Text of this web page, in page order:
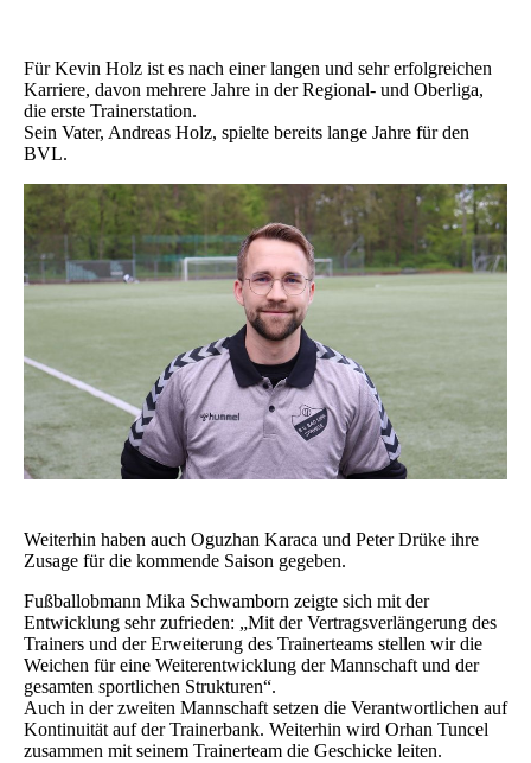
Für Kevin Holz ist es nach einer langen und sehr erfolgreichen
Karriere, davon mehrere Jahre in der Regional- und Oberliga,
die erste Trainerstation.
Sein Vater, Andreas Holz, spielte bereits lange Jahre für den
BVL.
Weiterhin haben auch Oguzhan Karaca und Peter Drüke ihre
Zusage für die kommende Saison gegeben.
Fußballobmann Mika Schwamborn zeigte sich mit der
Entwicklung sehr zufrieden: „Mit der Vertragsverlängerung des
Trainers und der Erweiterung des Trainerteams stellen wir die
Weichen für eine Weiterentwicklung der Mannschaft und der
gesamten sportlichen Strukturen“.
Auch in der zweiten Mannschaft setzen die Verantwortlichen auf
Kontinuität auf der Trainerbank. Weiterhin wird Orhan Tuncel
zusammen mit seinem Trainerteam die Geschicke leiten.